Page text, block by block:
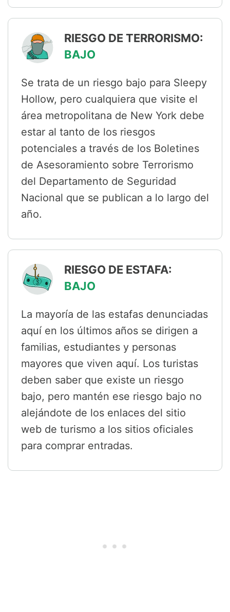
RIESGO DE TERRORISMO:
BAJO
Se trata de un riesgo bajo para Sleepy
Hollow, pero cualquiera que visite el
área metropolitana de New York debe
estar al tanto de los riesgos
potenciales a través de los Boletines
de Asesoramiento sobre Terrorismo
del Departamento de Seguridad
Nacional que se publican a lo largo del
año.
RIESGO DE ESTAFA:
BAJO
La mayoría de las estafas denunciadas
aquí en los últimos años se dirigen a
familias, estudiantes y personas
mayores que viven aquí. Los turistas
deben saber que existe un riesgo
bajo, pero mantén ese riesgo bajo no
alejándote de los enlaces del sitio
web de turismo a los sitios oficiales
para comprar entradas.